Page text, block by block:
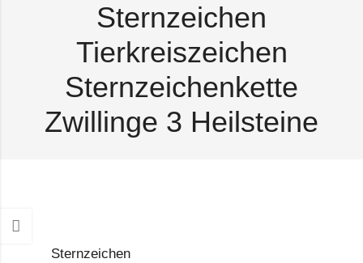
Sternzeichen
Tierkreiszeichen
Sternzeichenkette
Zwillinge 3 Heilsteine
Sternzeichen